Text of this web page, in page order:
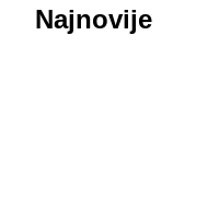
Najnovije